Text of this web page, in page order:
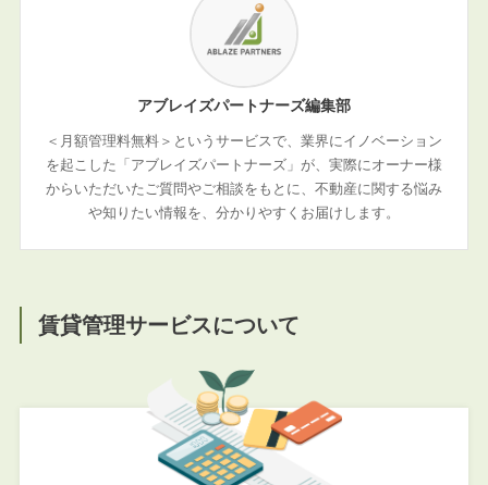
アブレイズパートナーズ編集部
＜月額管理料無料＞というサービスで、業界にイノベーション
を起こした「アブレイズパートナーズ」が、実際にオーナー様
からいただいたご質問やご相談をもとに、不動産に関する悩み
や知りたい情報を、分かりやすくお届けします。
賃貸管理サービスについて